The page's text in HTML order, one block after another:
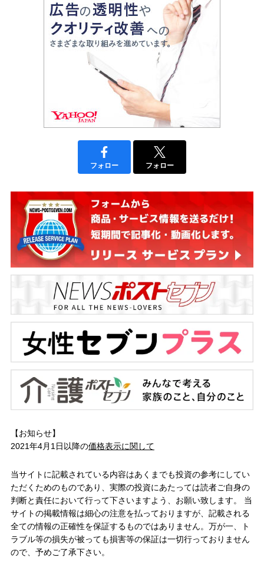
フォロー フォロー
【お知らせ】
2021年4月1日以降の価格表示に関して
当サイトに記載されている内容はあくまでも投資の参考にしてい
ただくためのものであり、実際の投資にあたっては読者ご自身の
判断と責任において行って下さいますよう、お願い致します。 当
サイトの掲載情報は細心の注意を払っておりますが、記載される
全ての情報の正確性を保証するものではありません。万が一、ト
ラブル等の損失が被っても損害等の保証は一切行っておりません
ので、予めご了承下さい。